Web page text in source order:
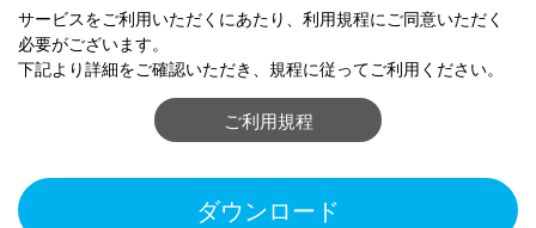
サービスをご利用いただくにあたり、利用規程にご同意いただく
必要がございます。
下記より詳細をご確認いただき、規程に従ってご利用ください。
ご利用規程
ダウンロード